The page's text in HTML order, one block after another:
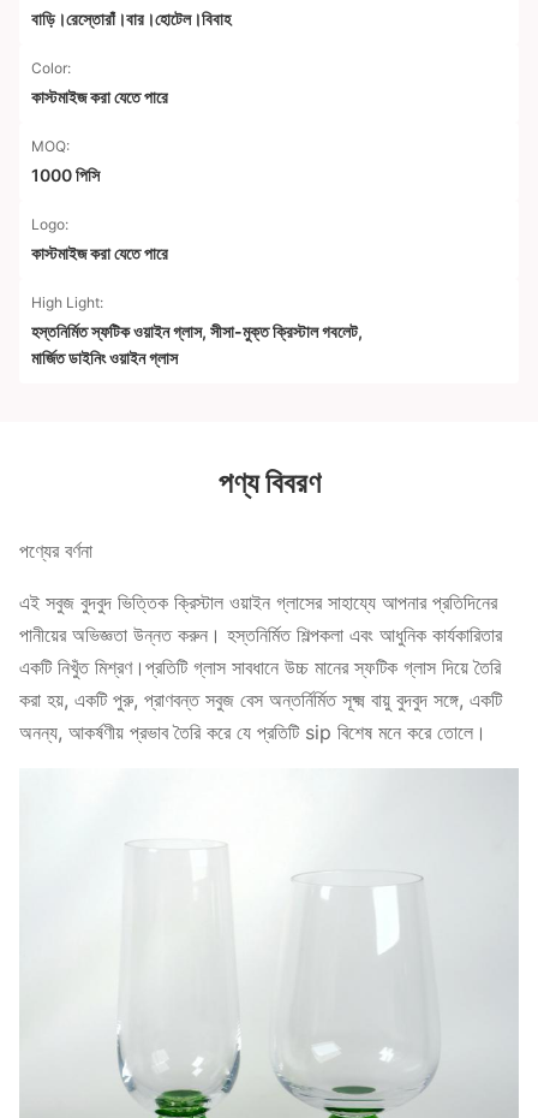
বাড়ি।রেস্তোরাঁ।বার।হোটেল।বিবাহ
Color:
কাস্টমাইজ করা যেতে পারে
MOQ:
1000 পিসি
Logo:
কাস্টমাইজ করা যেতে পারে
High Light:
হস্তনির্মিত স্ফটিক ওয়াইন গ্লাস, সীসা-মুক্ত ক্রিস্টাল গবলেট,
মার্জিত ডাইনিং ওয়াইন গ্লাস
পণ্য বিবরণ
পণ্যের বর্ণনা
এই সবুজ বুদবুদ ভিত্তিক ক্রিস্টাল ওয়াইন গ্লাসের সাহায্যে আপনার প্রতিদিনের
পানীয়ের অভিজ্ঞতা উন্নত করুন। হস্তনির্মিত শিল্পকলা এবং আধুনিক কার্যকারিতার
একটি নিখুঁত মিশ্রণ।প্রতিটি গ্লাস সাবধানে উচ্চ মানের স্ফটিক গ্লাস দিয়ে তৈরি
করা হয়, একটি পুরু, প্রাণবন্ত সবুজ বেস অন্তর্নির্মিত সূক্ষ্ম বায়ু বুদবুদ সঙ্গে, একটি
অনন্য, আকর্ষণীয় প্রভাব তৈরি করে যে প্রতিটি sip বিশেষ মনে করে তোলে।